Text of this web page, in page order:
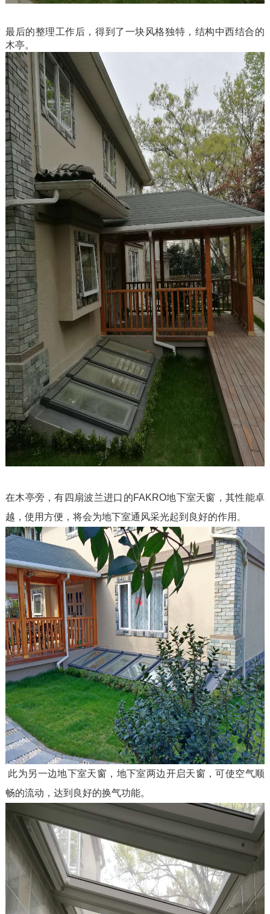
最后的整理工作后，得到了一块风格独特，结构中西结合的
木亭。
在木亭旁，有四扇波兰进口的FAKRO地下室天窗，其性能卓
越，使用方便，将会为地下室通风采光起到良好的作用 。
此为另一边地下室天窗，地下室两边开启天窗，可使空气顺
畅的流动，达到良好的换气功能。